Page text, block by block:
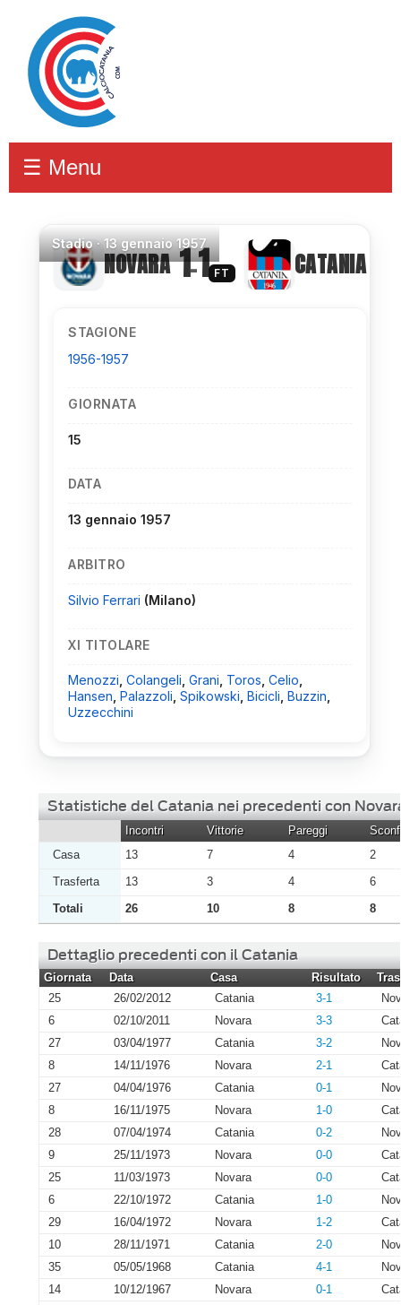
☰ Menu
Stadio·13 gennaio 1957
NOVARA 1–1 FT CATANIA
STAGIONE
1956-1957
GIORNATA
15
DATA
13 gennaio 1957
ARBITRO
Silvio Ferrari (Milano)
XI TITOLARE
Menozzi Colangeli Grani Toros Celio
Hansen Palazzoli Spikowski Bicicli Buzzin
Uzzecchini
Statistiche del Catania nei precedenti con
Incontri Vittorie Pareggi
Casa
13 7 4
2
Trasferta
13 3 4
6
Totali
26 10 8 8
Dettaglio precedenti con il Catania
Giornata Data Casa Risultato
25
26/02/2012 Catania 3-1
6
02/10/2011 Novara 3-3
27
03/04/1977 Catania 3-2
8
14/11/1976 Novara 2-1
27
04/04/1976 Catania 0-1
8
16/11/1975 Novara 1-0
28
07/04/1974 Catania 0-2
9
25/11/1973 Novara 0-0
25
11/03/1973 Novara 0-0
6
22/10/1972 Catania 1-0
29
16/04/1972 Novara 1-2
10
28/11/1971 Catania 2-0
35
05/05/1968 Catania 4-1
14
10/12/1967 Novara 0-1